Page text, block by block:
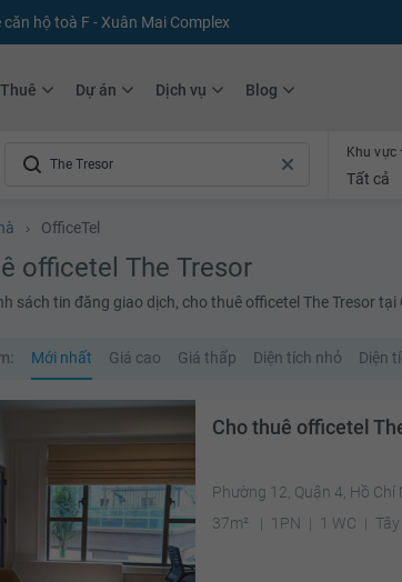
+10.000Thành viên Youhomers
Thuê Dự án Dịch vụ Blog
Khu vực
Tất cả
› OfficeTel
officetel The Tresor
sách tin đăng giao dịch, cho thuê officetel The Tresor tại
Mới nhất Giá cao Giá thấp Diện tích nhỏ Diện
Cho thuê officetel
Phường 12, Quận 4, Hồ Chí
37m²
1PN 1 WC